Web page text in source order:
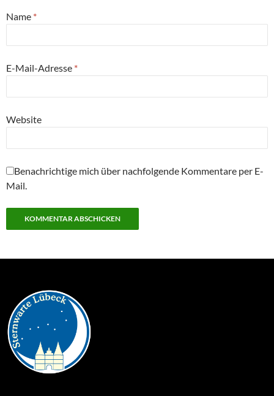
Name *
E-Mail-Adresse *
Website
Benachrichtige mich über nachfolgende Kommentare per E-
Mail.